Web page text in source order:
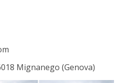
Mignanego (Genova)